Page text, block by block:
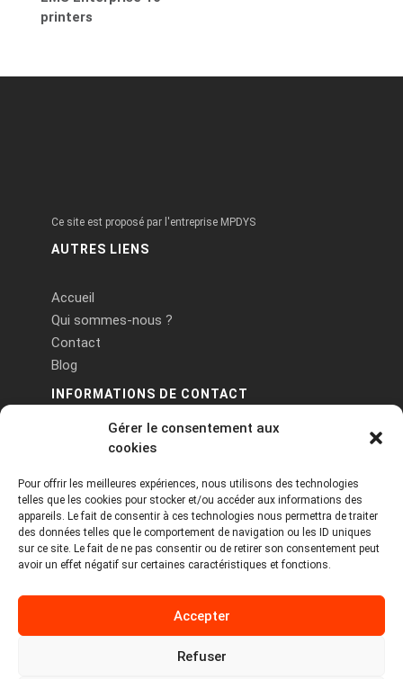
Gérer le consentement aux
cookies
Pour offrir les meilleures expériences, nous utilisons des technologies
telles que les cookies pour stocker et/ou accéder aux informations des
appareils. Le fait de consentir à ces technologies nous permettra de traiter
des données telles que le comportement de navigation ou les ID uniques
sur ce site. Le fait de ne pas consentir ou de retirer son consentement peut
avoir un effet négatif sur certaines caractéristiques et fonctions.
Accepter
Refuser
printers
Ce site est proposé par l'entreprise MPDYS
AUTRES LIENS
Accueil
Qui sommes-nous ?
Contact
Blog
INFORMATIONS DE CONTACT
PA Keneach Ouest - 5 rue de Belle-Île - 56400
contact@logiciels-etiquettes.com
09 71 37 25 93